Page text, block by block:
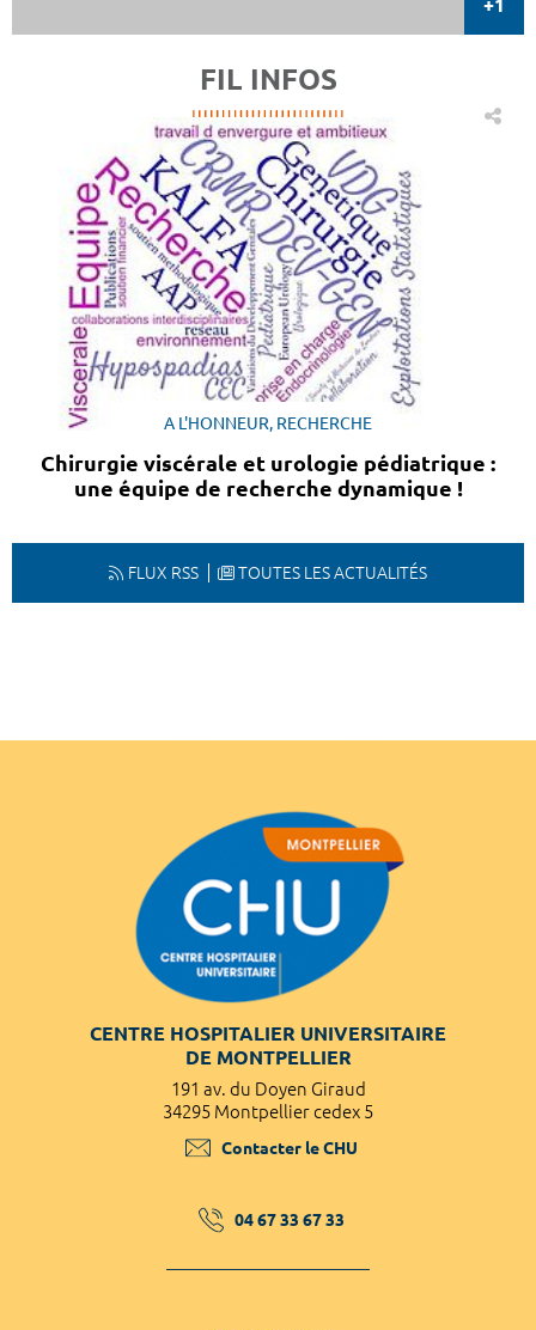
FIL INFOS
A L'HONNEUR, RECHERCHE
Chirurgie viscérale et urologie pédiatrique :
une équipe de recherche dynamique !
FLUX RSS TOUTES LES ACTUALITÉS
CENTRE HOSPITALIER UNIVERSITAIRE
DE MONTPELLIER
191 av. du Doyen Giraud
34295 Montpellier cedex 5
Contacter le CHU
04 67 33 67 33